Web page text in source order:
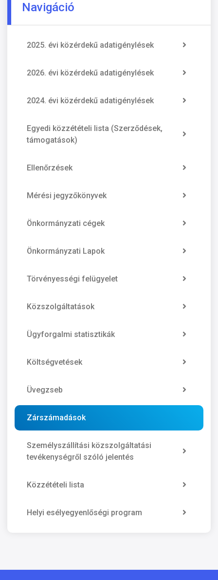
Navigáció
2025. évi közérdekű adatigénylések
2026. évi közérdekű adatigénylések
2024. évi közérdekű adatigénylések
Egyedi közzétételi lista (Szerződések,
támogatások)
Ellenőrzések
Mérési jegyzőkönyvek
Önkormányzati cégek
Önkormányzati Lapok
Törvényességi felügyelet
Közszolgáltatások
Ügyforgalmi statisztikák
Költségvetések
Üvegzseb
Zárszámadások
Személyszállítási közszolgáltatási
tevékenységről szóló jelentés
Közzétételi lista
Helyi esélyegyenlőségi program